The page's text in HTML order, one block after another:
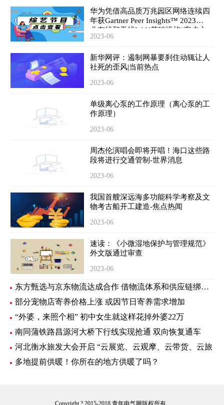
华为凭借高品质万兆园区网络连续四
年获Gartner Peer Insights™ 2023企
业有线和无线LAN基础设施“客户之
选”称号
2023-06
新华网评： 遏制网暴要刹住动辄让人
社死的歪风|当前热点
2023-06
单级离心泵的工作原理（离心泵的工
作原理）
2023-06
周杰伦演唱会即将开唱！海口这些路
段将进行交通管制-世界消息
2023-06
我国首艘深远海多功能科学考察及文
物考古船开工建造-焦点热闻
2023-06
速读：《小微湿地保护与管理规范》
外文版通过审查
2023-06
东方甄选与京东物流达成合作 借物流体系和供应链绑定新样板
部分宠物店寄养价格上涨 或因节日寄养需求增加
“外婆，来照个相” 初中女生就这样花掉外婆22万
南同蒲铁路昌源河大桥下行线实现抢通 双向恢复通车
河北衡水旅发大会开启 “云展览、云观摩、云带货、云旅
多地提前供暖！你所在的地方供暖了吗？
Copyright ? 2015-2018 青年电气网版权所有